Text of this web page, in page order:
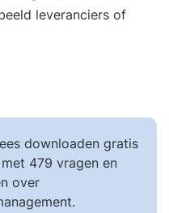
leveranciers of
downloaden gratis
479 vragen en
over